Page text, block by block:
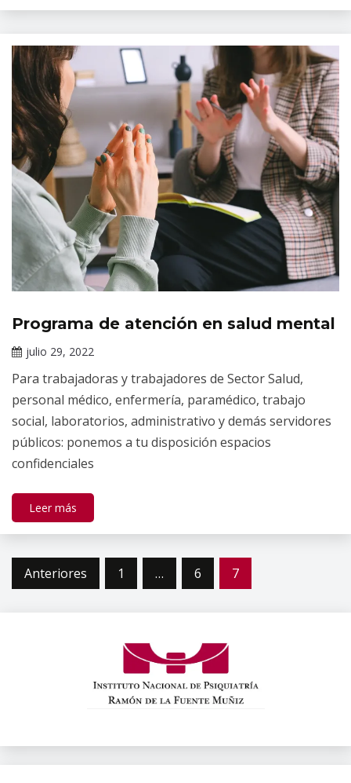
Información
Programa de atención en salud mental
julio 29, 2022
Gallardo
Para trabajadoras y trabajadores de Sector Salud,
personal médico, enfermería, paramédico, trabajo
social, laboratorios, administrativo y demás servidores
públicos: ponemos a tu disposición espacios
confidenciales
Leer más
Paginación
Anteriores 1 … 6 7